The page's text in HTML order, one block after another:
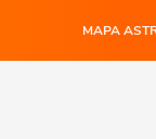
MAPA